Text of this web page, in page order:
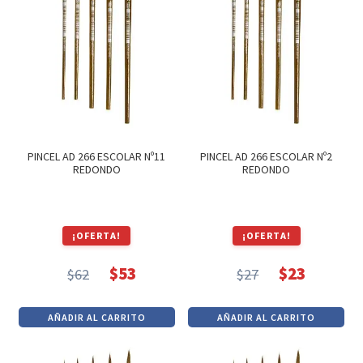
PINCEL AD 266 ESCOLAR Nº11
REDONDO
¡OFERTA!
$62
precio
original
era:
$53
precio
actual
es:
AÑADIR AL CARRITO
PINCEL AD 266 ESCOLAR Nº2
REDONDO
¡OFERTA!
$27
precio
original
era:
$23
precio
actual
es:
AÑADIR AL CARRITO